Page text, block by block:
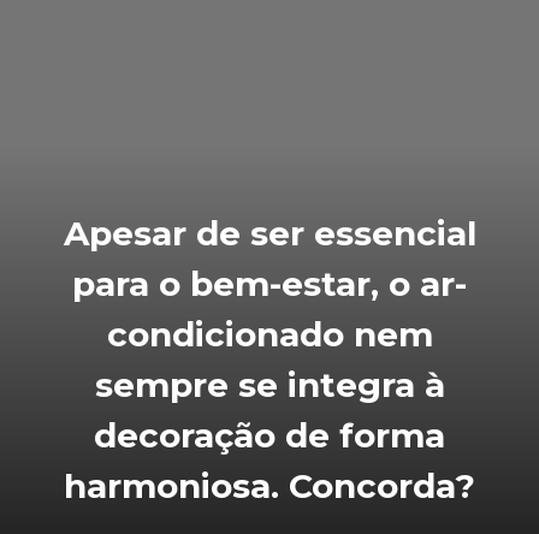
Apesar de ser essencial
para o bem-estar, o ar-
condicionado nem
sempre se integra à
decoração de forma
harmoniosa. Concorda?